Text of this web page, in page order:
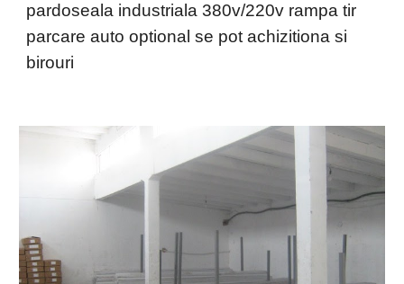
pardoseala industriala 380v/220v rampa tir
parcare auto optional se pot achizitiona si
birouri